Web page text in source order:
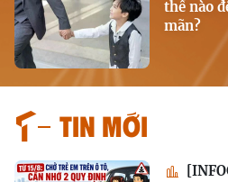
thế nào
mãn?
Tin mới